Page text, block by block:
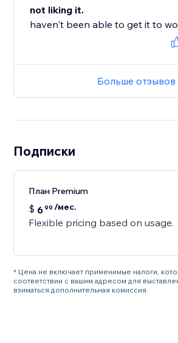
not liking it.
haven't been able to get it to
Больше отзывов
Подписки
План Premium
$ 699 /мес.
Flexible pricing based on usage.
* Цена не включает применимые налоги,
соответствии с вашим адресом для
взиматься дополнительная комиссия.